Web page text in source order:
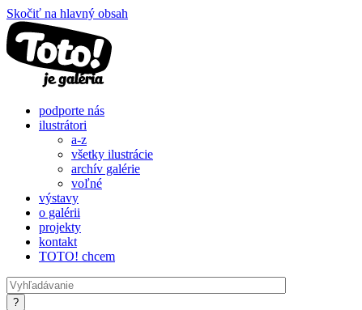
Skočiť na hlavný obsah
podporte nás
ilustrátori
a-z
všetky ilustrácie
archív galérie
voľné
výstavy
o galérii
projekty
kontakt
TOTO! chcem